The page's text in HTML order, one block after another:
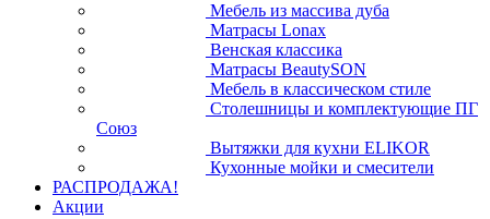
Мебель из массива дуба
Матрасы Lonax
Венская классика
Матрасы BeautySON
Мебель в классическом стиле
Столешницы и комплектующие ПГ
Союз
Вытяжки для кухни ELIKOR
Кухонные мойки и смесители
РАСПРОДАЖА!
Акции